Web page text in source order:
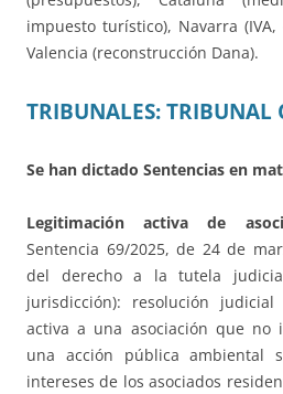
impuesto turístico), Navarra
Valencia (reconstrucción Dana).
TRIBUNALES: TRIBUNAL
Se han dictado Sentencias en
Legitimación activa de
Sentencia 69/2025, de 24 de
del derecho a la tutela
jurisdicción): resolución
activa a una asociación que no
una acción pública ambiental
intereses de los asociados